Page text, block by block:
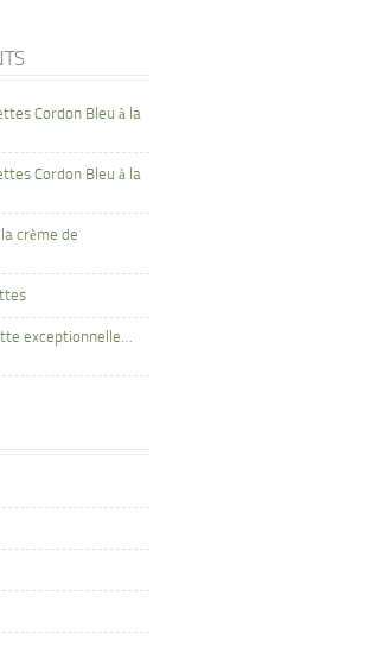
Cordon Bleu à la
Cordon Bleu à la
crème de
exceptionnelle…